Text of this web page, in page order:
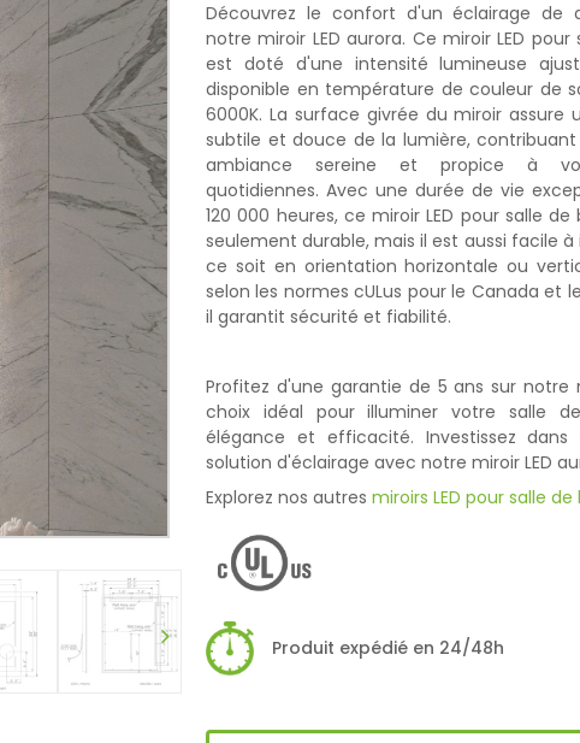
Découvrez le confort d'un éclairage de
notre miroir LED aurora. Ce miroir LED pour
est doté d'une intensité lumineuse
disponible en température de couleur de
6000K. La surface givrée du miroir assure
subtile et douce de la lumière,
ambiance sereine et propice à
quotidiennes. Avec une durée de vie
120 000 heures, ce miroir LED pour salle
seulement durable, mais il est aussi facile à
ce soit en orientation horizontale ou
selon les normes cULus pour le Canada et
il garantit sécurité et fiabilité.
Profitez d'une garantie de 5 ans sur notre
choix idéal pour illuminer votre salle
élégance et efficacité. Investissez dans
solution d'éclairage avec notre miroir LED
Explorez nos autres miroirs LED pour salle de
Produit expédié en 24/48h